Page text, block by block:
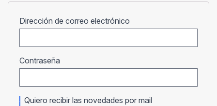
Dirección de correo electrónico
Contraseña
Quiero recibir las novedades por mail